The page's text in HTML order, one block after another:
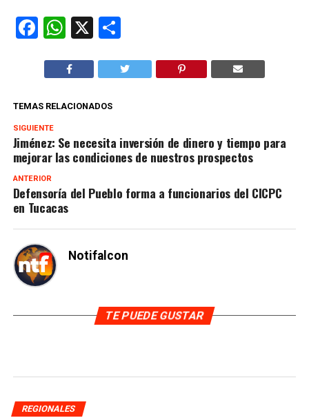
Facebook
WhatsApp
X Compartir
TEMAS RELACIONADOS
SIGUIENTE
Jiménez: Se necesita inversión de dinero y tiempo para
mejorar las condiciones de nuestros prospectos
ANTERIOR
Defensoría del Pueblo forma a funcionarios del CICPC
en Tucacas
Notifalcon
TE PUEDE GUSTAR
REGIONALES